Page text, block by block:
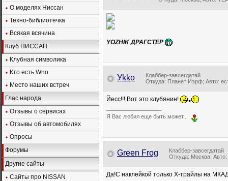
О моделях Ниссан
Техно-библиотечка
Всякая всячина
Клуб НИССАН
Клубная символика
Кто есть Who
Место наших встреч
Глас народа
Отзывы о сервисах
Отзывы об автомобилях
Опросы
Форумы
Другие сайты
Сайты про NISSAN
YOZHIK ДРАГСТЕР
Уkkо
Клаббер-завсегдатай
Откуда: Планет Иэрф; Авто:
Йесс!!! Вот это клубянин!
Я Вас любил еще быть может...
Green Frog
Клаббер-завсегдатай
Откуда: Москва;
Да!С наклейкой только Х-трайлы на